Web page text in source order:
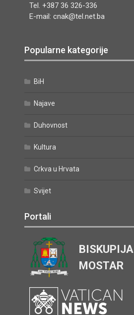
Tel. +387 36 326-336
E-mail: cnak@tel.net.ba
Popularne kategorije
BiH
Najave
Duhovnost
Kultura
Crkva u Hrvata
Svijet
Portali
BISKUPIJA
MOSTAR